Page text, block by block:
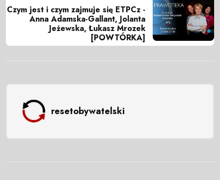
Czym jest i czym zajmuje się ETPCz -
Anna Adamska-Gallant, Jolanta
Jeżewska, Łukasz Mrozek
[POWTÓRKA]
resetobywatelski